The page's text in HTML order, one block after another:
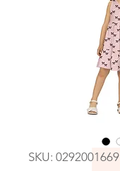
SKU: 0292001669